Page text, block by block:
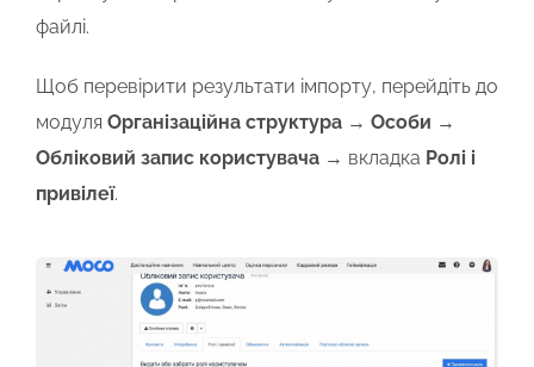
файлі.
Щоб перевірити результати імпорту, перейдіть до
модуля Організаційна структура → Особи →
Обліковий запис користувача → вкладка Ролі і
привілеї.